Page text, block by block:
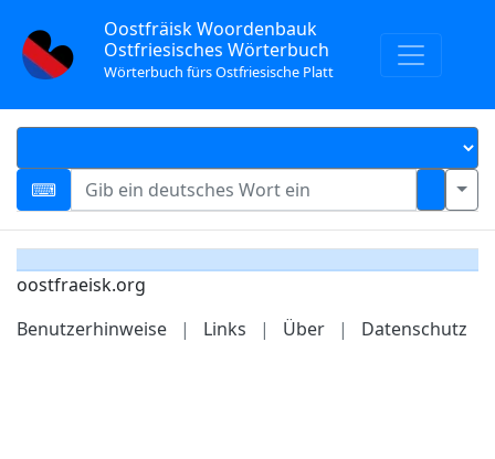
Oostfräisk Woordenbauk
Ostfriesisches Wörterbuch
Wörterbuch fürs Ostfriesische Platt
oostfraeisk.org
Benutzerhinweise
| Links | Über | Datenschutz